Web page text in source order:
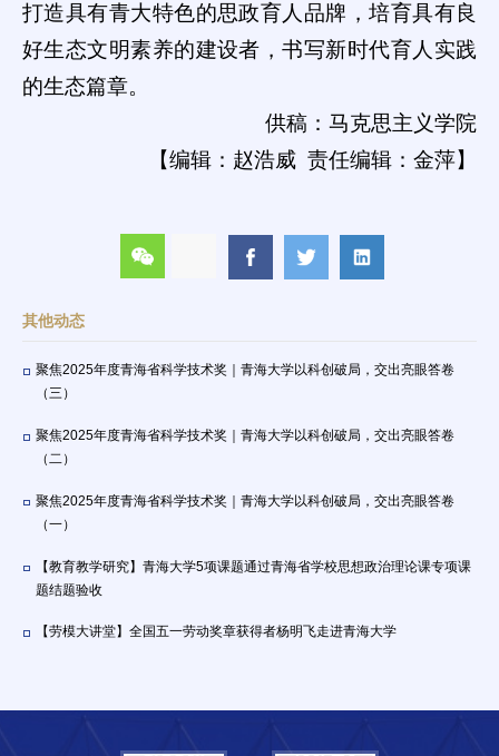
打造具有青大特色的思政育人品牌，培育具有良
好生态文明素养的建设者，书写新时代育人实践
的生态篇章。
供稿：马克思主义学院
【编辑：赵浩威 责任编辑：金萍】
其他动态
聚焦2025年度青海省科学技术奖｜青海大学以科创破局，交出亮眼答卷
（三）
聚焦2025年度青海省科学技术奖｜青海大学以科创破局，交出亮眼答卷
（二）
聚焦2025年度青海省科学技术奖｜青海大学以科创破局，交出亮眼答卷
（一）
【教育教学研究】青海大学5项课题通过青海省学校思想政治理论课专项课
题结题验收
【劳模大讲堂】全国五一劳动奖章获得者杨明飞走进青海大学